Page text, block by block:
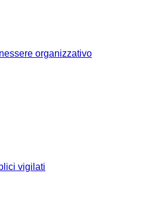
organizzativo
vigilati